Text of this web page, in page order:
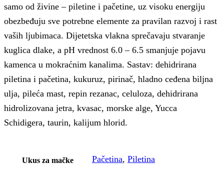
samo od živine – piletine i pačetine, uz visoku energiju
obezbeđuju sve potrebne elemente za pravilan razvoj i rast
vaših ljubimaca. Dijetetska vlakna sprečavaju stvaranje
kuglica dlake, a pH vrednost 6.0 – 6.5 smanjuje pojavu
kamenca u mokraćnim kanalima. Sastav: dehidrirana
piletina i pačetina, kukuruz, pirinač, hladno ceđena biljna
ulja, pileća mast, repin rezanac, celuloza, dehidrirana
hidrolizovana jetra, kvasac, morske alge, Yucca
Schidigera, taurin, kalijum hlorid.
Ukus za mačke Pačetina, Piletina